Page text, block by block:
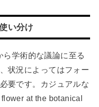
い分け
学術的な議論に至る
状況によってはフォー
要です。カジュアルな
at the botanical